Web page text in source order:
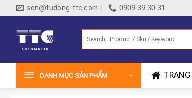
qua
son@tudong-ttc.com 0909 39 30 31
DANH MỤC SẢN PHẨM